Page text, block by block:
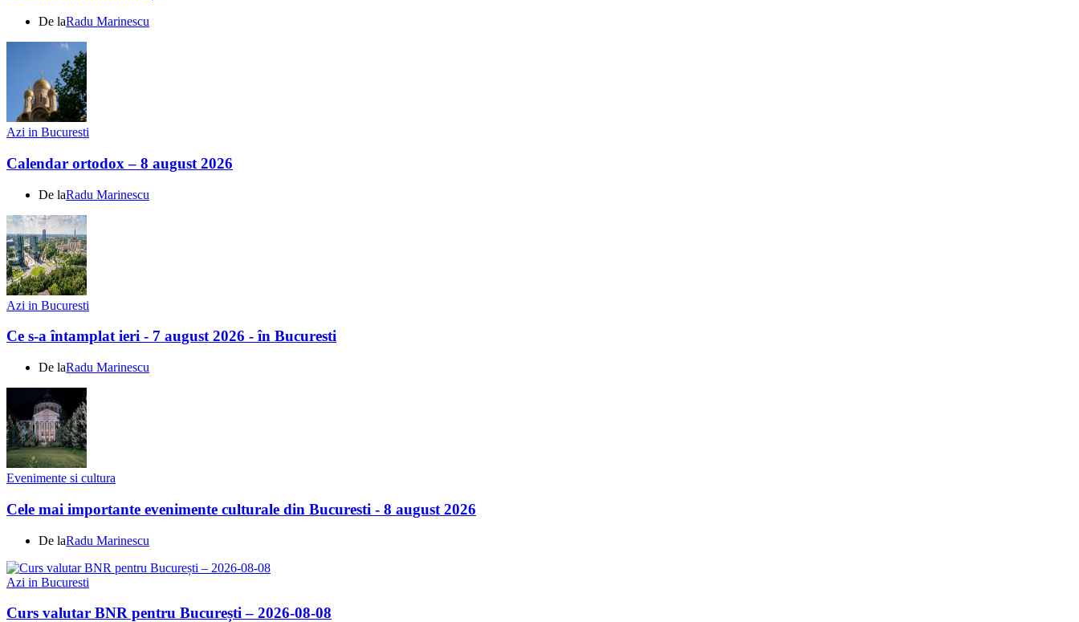
De laRadu Marinescu
Azi in Bucuresti
Calendar ortodox – 8 august 2026
De laRadu Marinescu
Azi in Bucuresti
Ce s-a întamplat ieri - 7 august 2026 - în Bucuresti
De laRadu Marinescu
Evenimente si cultura
Cele mai importante evenimente culturale din Bucuresti - 8 august 2026
De laRadu Marinescu
Azi in Bucuresti
Curs valutar BNR pentru București – 2026-08-08